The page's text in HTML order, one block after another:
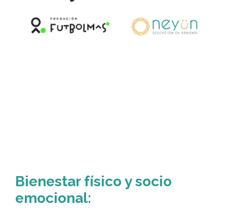
Bienestar físico y socio
emocional: